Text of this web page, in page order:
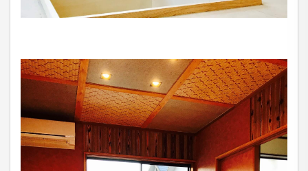
法令、その他規範を遵守するとともに、本ポリシーの
お問い合せ
当社は、お客さまの個人情報を正確かつ最新の状態に
保ち、個人情報への不正アクセス・紛失・破損・改ざ
ん・漏洩などを防止するため、セキュリティシステム